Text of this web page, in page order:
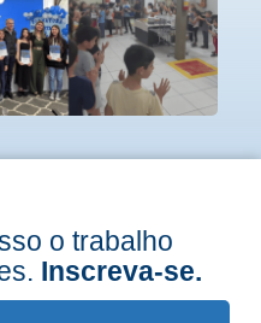
o trabalho
Inscreva-se.